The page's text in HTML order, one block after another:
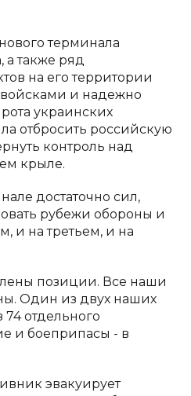
терминала
а также ряд
на его территории
и надежно
украинских
отбросить российскую
контроль над
крыле.
достаточно сил,
рубежи обороны и
и на третьем, и на
позиции. Все наши
Один из двух наших
отдельного
и боеприпасы - в
эвакуирует